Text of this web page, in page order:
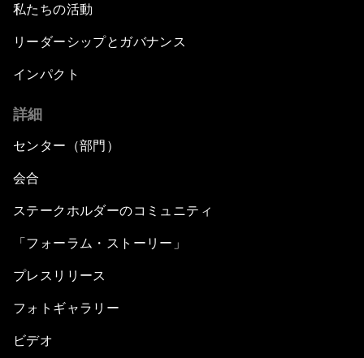
私たちの活動
リーダーシップとガバナンス
インパクト
詳細
センター（部門）
会合
ステークホルダーのコミュニティ
「フォーラム・ストーリー」
プレスリリース
フォトギャラリー
ビデオ